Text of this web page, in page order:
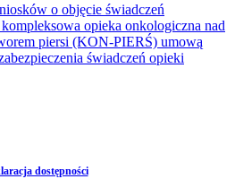
o objęcie świadczeń
opieka onkologiczna nad
piersi (KON-PIERŚ) umową
świadczeń opieki
dostępności